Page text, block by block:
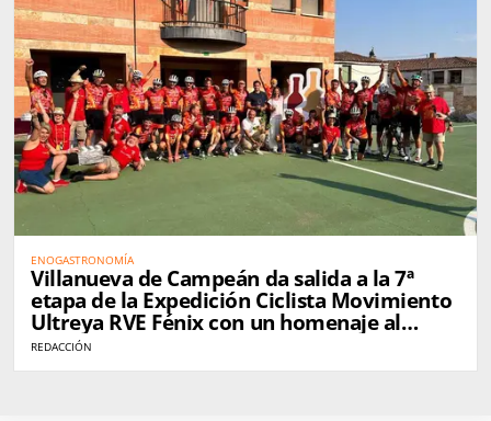
ENOGASTRONOMÍA
Villanueva de Campeán da salida a la 7ª
etapa de la Expedición Ciclista Movimiento
Ultreya RVE Fénix con un homenaje al
medio rural
REDACCIÓN